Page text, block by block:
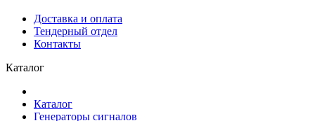
Доставка и оплата
Тендерный отдел
Контакты
Каталог
Каталог
Генераторы сигналов